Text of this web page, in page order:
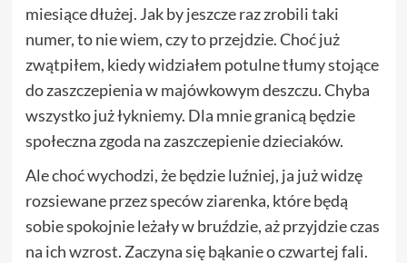
miesiące dłużej. Jak by jeszcze raz zrobili taki
numer, to nie wiem, czy to przejdzie. Choć już
zwątpiłem, kiedy widziałem potulne tłumy stojące
do zaszczepienia w majówkowym deszczu. Chyba
wszystko już łykniemy. Dla mnie granicą będzie
społeczna zgoda na zaszczepienie dzieciaków.
Ale choć wychodzi, że będzie luźniej, ja już widzę
rozsiewane przez speców ziarenka, które będą
sobie spokojnie leżały w bruździe, aż przyjdzie czas
na ich wzrost. Zaczyna się bąkanie o czwartej fali.